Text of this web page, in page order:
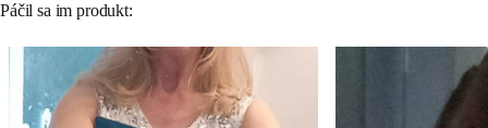
Páčil sa im produkt: